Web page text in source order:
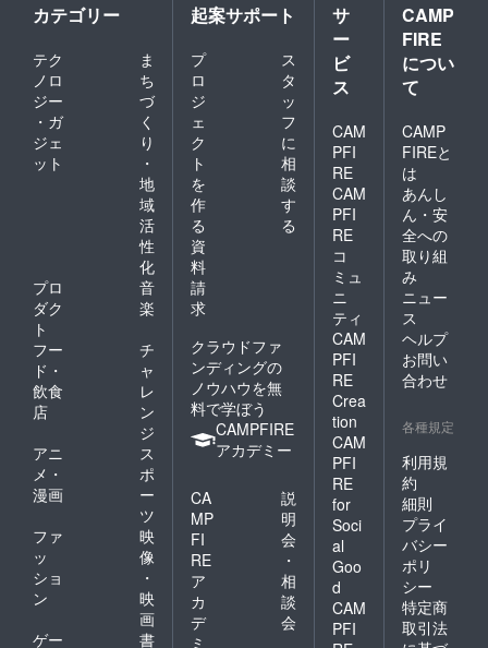
カテゴリー
テク
ノロ
ジー
・ガ
ジェ
ット
ま
ち
づ
く
り
・
地
域
活
性
化
プロ
ダク
ト
音
楽
フー
ド・
飲食
店
チ
ャ
レ
ン
ジ
アニ
メ・
漫画
ス
ポ
ー
ツ
ファ
ッ
ショ
ン
映
像
・
映
画
ゲー
書
起案サポート
プ
ロ
ジ
ェ
ク
ト
を
作
る
ス
タ
ッ
フ
に
相
談
す
る
資
料
請
求
クラウドファ
ンディングの
ノウハウを無
料で学ぼう
CAMPFIRE
アカデミー
CA
MP
FI
RE
ア
カ
デ
ミ
説
明
会
・
相
談
会
サ
ー
ビ
ス
CAM
PFI
RE
CAM
PFI
RE
コ
ミュ
ニ
ティ
CAM
PFI
RE
Crea
tion
CAM
PFI
RE
for
Soci
al
Goo
d
CAM
PFI
CAMP
FIRE
につい
て
CAMP
FIREと
は
あんし
ん・安
全への
取り組
み
ニュー
ス
ヘルプ
お問い
合わせ
各種規定
利用規
約
細則
プライ
バシー
ポリ
シー
特定商
取引法